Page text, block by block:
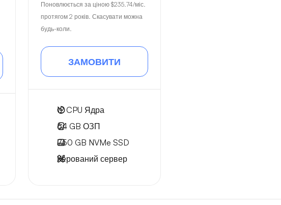
Поновлюється за ціною $235.74/міс.
протягом 2 років. Скасувати можна
будь-коли.
ЗАМОВИТИ
12CPU Ядра
64 GB ОЗП
750 GB NVMe SSD
Керований сервер